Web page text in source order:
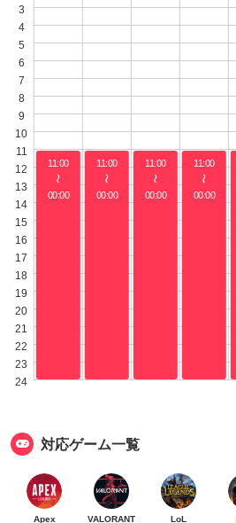
11:00
〜
00:00
11:00
〜
00:00
11:00
〜
00:00
11:00
〜
00:00
3
4
5
6
7
8
9
10
11
12
13
14
15
16
17
18
19
20
21
22
23
24
対応ゲーム一覧
Apex VALORANT LoL